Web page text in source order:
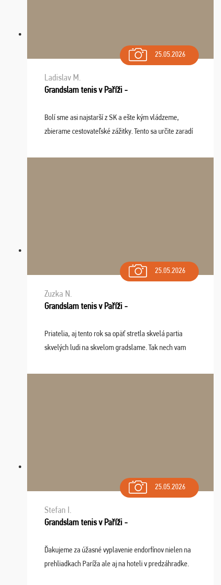
25.05.2026
Ladislav M.
Grandslam tenis v Paříži -
Bolí sme asi najstarší z SK a ešte kým vládzeme,
zbierame cestovateľské zážitky. Tento sa určite zaradí
osudu - pohodový šefík Meďo, dobrá parti ...
25.05.2026
Zuzka N.
Grandslam tenis v Paříži -
Priatelia, aj tento rok sa opäť stretla skvelá partia
skvelých ludi na skvelom gradslame. Tak nech vam
sa na budúci rok. Prajem vam este veľa ta ...
25.05.2026
Stefan I.
Grandslam tenis v Paříži -
Ďakujeme za úžasné vyplavenie endorfínov nielen na
prehliadkach Paríža ale aj na hoteli v predzáhradke.